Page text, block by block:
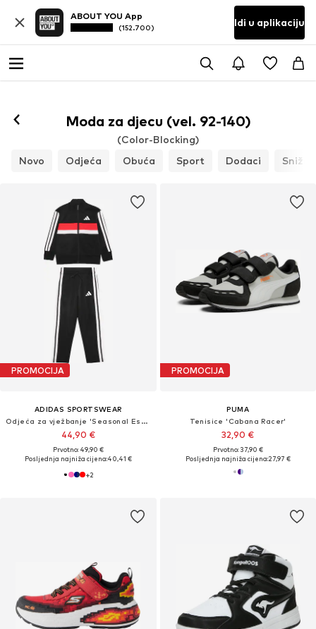
ABOUT YOU App
(152.700) Idi u aplikaciju
Moda za djecu (vel. 92-140)
(Color-Blocking)
Novo
Odjeća Obuća Sport Dodaci
PROMOCIJA
ADIDAS SPORTSWEAR
Odjeća za vježbanje 'Seasonal Essentials Tiberio'
44,90 €
Prvotno: 49,90 €
Posljednja najniža cijena:40,41 €
+2
PROMOCIJA
PUMA
Tenisice 'Cabana Racer'
32,90 €
Prvotno: 37,90 €
Posljednja najniža cijena:27,97 €